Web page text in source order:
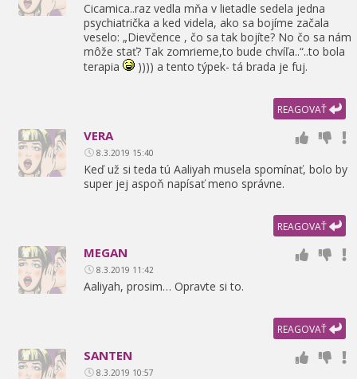
Cicamica..raz vedla mňa v lietadle sedela jedna
psychiatrička a ked videla, ako sa bojíme začala
veselo: „Dievčence , čo sa tak bojíte? No čo sa nám
môže stať? Tak zomrieme,to bude chvíľa..“..to bola
terapia
)))) a tento týpek- tá brada je fuj.
REAGOVAŤ
VERA
8.3.2019 15:40
Keď už si teda tú Aaliyah musela spomínať, bolo by
super jej aspoň napísať meno správne.
REAGOVAŤ
MEGAN
8.3.2019 11:42
Aaliyah, prosim… Opravte si to.
REAGOVAŤ
SANTEN
8.3.2019 10:57